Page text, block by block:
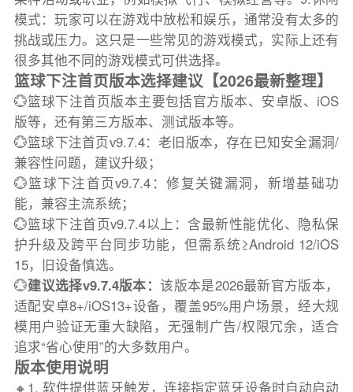
模式：玩家可以在游戏中放松和娱乐，通常没有太多的
挑战或压力。这只是一些常见的游戏模式，实际上还有
很多其他不同的游戏模式可供选择。
篮球下注首页版本选择建议【2026最新整理】
💮篮球下注首页版本主要包括官方版本、安卓版、iOS
版等，还有第三方版本、测试版本等。
💮篮球下注首页v9.7.4：老旧版本，存在已知安全漏洞/
兼容性问题，建议升级；
💮篮球下注首页v9.7.4：修复关键漏洞，新增基础功
能，兼容主流系统；
💮篮球下注首页v9.7.4以上：含最新性能优化、隐私保
护升级及跨平台同步功能，但需系统≥Android 12/iOS
15，旧设备慎选。
💮建议选择v9.7.4版本：该版本是2026最新官方版本，
适配安卓8+/iOS13+设备，覆盖95%用户场景，经大规
模用户验证无重大缺陷，无强制广告/权限冗余，适合
追求“省心使用”的大多数用户。
版本使用说明
🔸1. 软件提供蓝牙触发，连接指定蓝牙设备时自动启动